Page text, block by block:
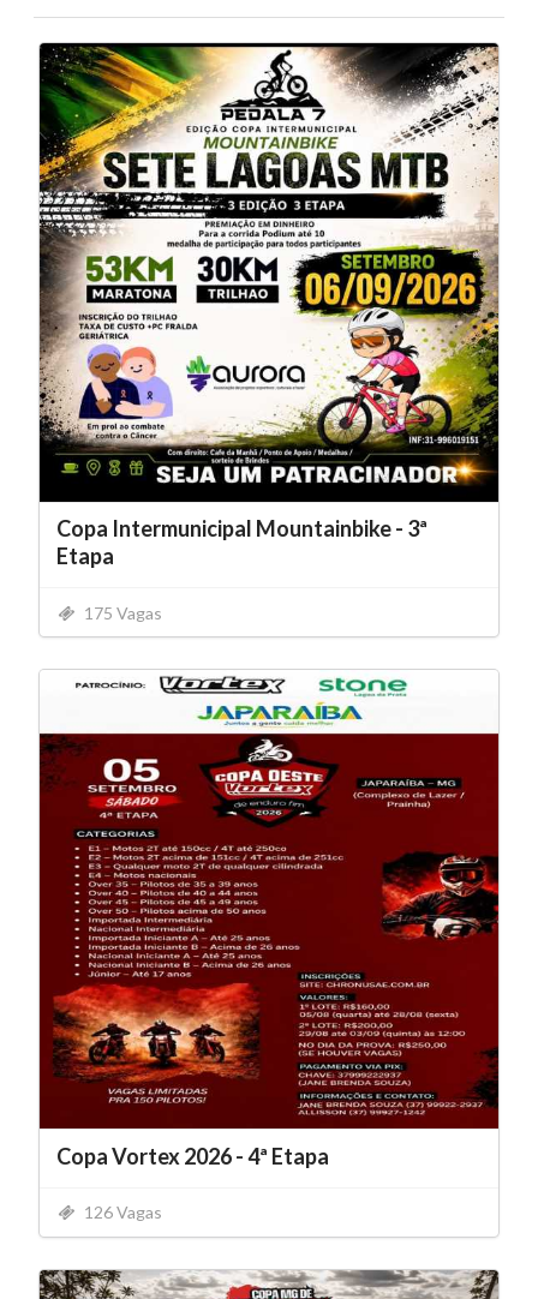
Copa Intermunicipal Mountainbike - 3ª
Etapa
175 Vagas
Copa Vortex 2026 - 4ª Etapa
126 Vagas